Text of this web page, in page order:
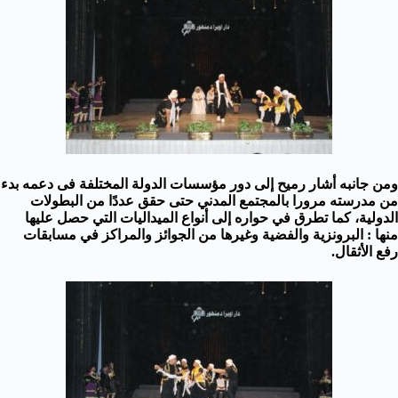
ومن جانبه أشار رميح إلى دور مؤسسات الدولة المختلفة فى دعمه بدء
من مدرسته مرورا بالمجتمع المدني حتى حقق عددًا من البطولات
الدولية، كما تطرق في حواره إلى أنواع الميداليات التي حصل عليها
منها : البرونزية والفضية وغيرها من الجوائز والمراكز في مسابقات
رفع الأثقال.